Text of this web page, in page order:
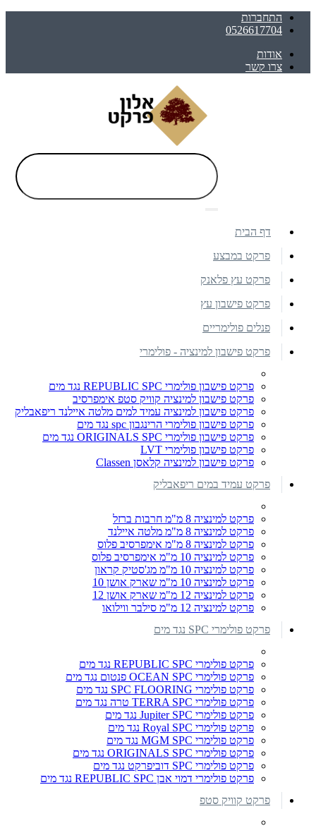
התחברות
0526617704
אודות
צרו קשר
דף הבית
פרקט במבצע
פרקט עץ פלאנק
פרקט פישבון עץ
פנלים פולימריים
פרקט פישבון למינציה - פולימרי
פרקט פישבון פולימרי REPUBLIC SPC נגד מים
פרקט פישבון למינציה קוויק סטפ אימפרסיב
פרקט פישבון למינציה עמיד למים מלטה איילנד ריפאבליק
פרקט פישבון פולימרי הרינגבון spc נגד מים
פרקט פישבון פולימרי ORIGINALS SPC נגד מים
פרקט פישבון פולימרי LVT
פרקט פישבון למינציה קלאסן Classen
פרקט עמיד במים ריפאבליק
פרקט למינציה 8 מ"מ חרבות ברזל
פרקט למינציה 8 מ"מ מלטה איילנד
פרקט למינציה 8 מ"מ אימפרסיב פלוס
פרקט למינציה 10 מ"מ אימפרסיב פלוס
פרקט למינציה 10 מ"מ מג'סטיק קראון
פרקט למינציה 10 מ"מ שארק אושן 10
פרקט למינציה 12 מ"מ שארק אושן 12
פרקט למינציה 12 מ"מ סילבר ווילואו
פרקט פולימרי SPC נגד מים
פרקט פולימרי REPUBLIC SPC נגד מים
פרקט פולימרי OCEAN SPC פנטום נגד מים
פרקט פולימרי SPC FLOORING נגד מים
פרקט פולימרי TERRA SPC טרה נגד מים
פרקט פולימרי Jupiter SPC נגד מים
פרקט פולימרי Royal SPC נגד מים
פרקט פולימרי MGM SPC נגד מים
פרקט פולימרי ORIGINALS SPC נגד מים
פרקט פולימרי SPC דוביפרקט נגד מים
פרקט פולימרי דמוי אבן REPUBLIC SPC נגד מים
פרקט קוויק סטפ